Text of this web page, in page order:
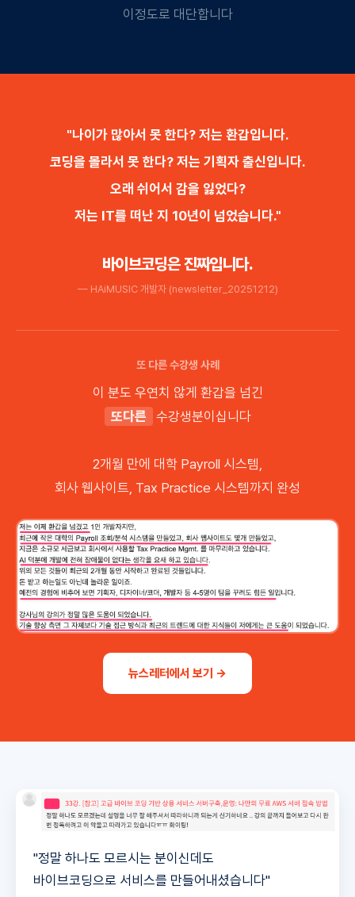
이정도로 대단합니다
"나이가 많아서 못 한다? 저는 환갑입니다.
코딩을 몰라서 못 한다? 저는 기획자 출신입니다.
오래 쉬어서 감을 잃었다?
저는 IT를 떠난 지 10년이 넘었습니다."
바이브코딩은 진짜입니다.
— HAiMUSIC 개발자 (newsletter_20251212)
또 다른 수강생 사례
이 분도 우연치 않게 환갑을 넘긴
또다른
수강생분이십니다
2개월 만에 대학 Payroll 시스템,
회사 웹사이트, Tax Practice 시스템까지 완성
뉴스레터에서 보기 →
"정말 하나도 모르시는 분이신데도
바이브코딩으로 서비스를 만들어내셨습니다"